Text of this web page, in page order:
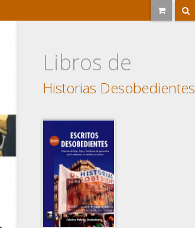
Libros de
Historias Desobedientes